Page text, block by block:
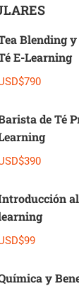
Blending
E-Learning
de Té
y